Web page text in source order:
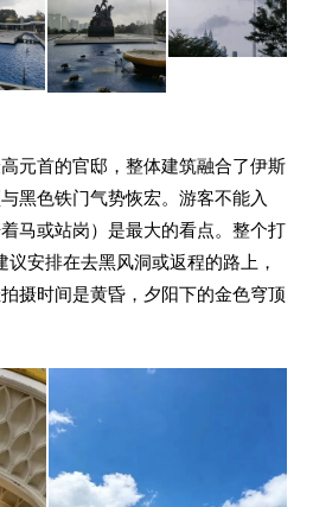
元首的官邸，整体建筑融合了伊斯
黑色铁门气势恢宏。游客不能入
马或站岗）是最大的看点。整个打
安排在去黑风洞或返程的路上，
摄时间是黄昏，夕阳下的金色穹顶